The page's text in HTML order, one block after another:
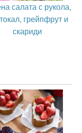
салата с рукола,
грейпфрут и
скариди